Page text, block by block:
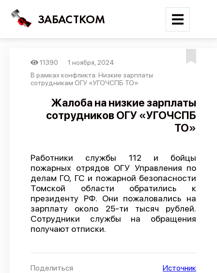
ЗАБАСТКОМ
Войти
Поиск
Новости
Отчеты
Предложить публикацию
Справочник
API
О проекте
11390
1 ноября, 2024
В рамках конфликта: Низкие зарплаты
сотрудникам ОГУ «УГОЧСПБ ТО»
Жалоба на низкие зарплаты
сотрудников ОГУ «УГОЧСПБ
ТО»
Работники службы 112 и бойцы
пожарных отрядов ОГУ Управления по
делам ГО, ГС и пожарной безопасности
Томской области обратились к
президенту РФ. Они пожаловались на
зарплату около 25-ти тысяч рублей.
Сотрудники службы на обращения
получают отписки.
Поделиться Источник